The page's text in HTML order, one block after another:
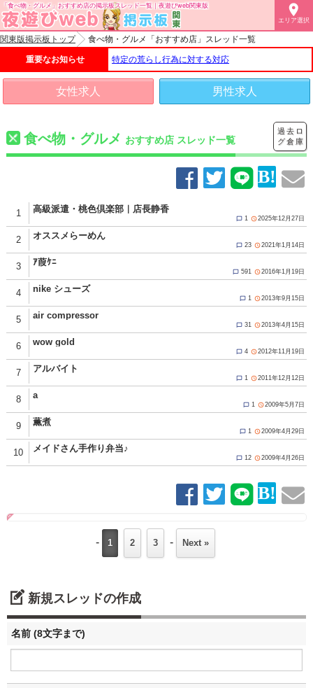
「食べ物・グルメ」おすすめ店の掲示板スレッド一覧｜夜遊びweb関東版 
エリア選択
関東版掲示板トップ 食べ物・グルメ「おすすめ店」スレッド一覧
重要なお知らせ 特定の荒らし行為に対する対応
女性求人 男性求人
食べ物・グルメ おすすめ店 スレッド一覧
過去ロ
グ倉庫
1 高級派遣・桃色倶楽部｜店長静香
 1 2025年12月27日
2 オススメらーめん
 23 2021年1月14日
3 ｱ葭ｹﾆ
 591 2016年1月19日
4 nike シューズ
 1 2013年9月15日
5 air compressor
 31 2013年4月15日
6 wow gold
 4 2012年11月19日
7 アルバイト
 1 2011年12月12日
8 a
 1 2009年5月7日
9 薫煮
 1 2009年4月29日
10 メイドさん手作り弁当♪
 12 2009年4月26日
- 1 2 3 - Next »
新規スレッドの作成
名前 (8文字まで)